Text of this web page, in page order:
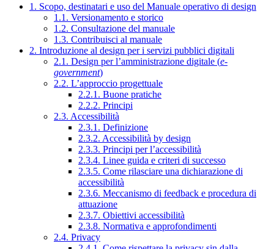
1. Scopo, destinatari e uso del Manuale operativo di design
1.1. Versionamento e storico
1.2. Consultazione del manuale
1.3. Contribuisci al manuale
2. Introduzione al design per i servizi pubblici digitali
2.1. Design per l’amministrazione digitale (e-
government)
2.2. L’approccio progettuale
2.2.1. Buone pratiche
2.2.2. Principi
2.3. Accessibilità
2.3.1. Definizione
2.3.2. Accessibilità by design
2.3.3. Principi per l’accessibilità
2.3.4. Linee guida e criteri di successo
2.3.5. Come rilasciare una dichiarazione di
accessibilità
2.3.6. Meccanismo di feedback e procedura di
attuazione
2.3.7. Obiettivi accessibilità
2.3.8. Normativa e approfondimenti
2.4. Privacy